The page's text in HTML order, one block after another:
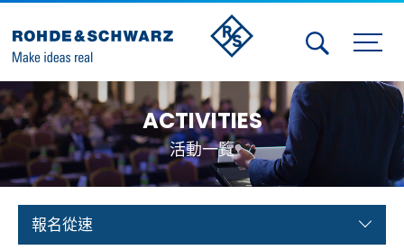
Activities
Contact Us
Member
Calendar
ACTIVITIES
活動一覽
報名從速